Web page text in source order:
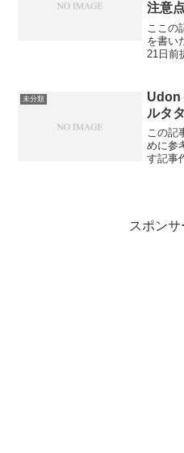
注意点
ここの
を書い
21日前
せんの
未分類
Udon
ルタ
この記
めに参
す記事
スポンサ